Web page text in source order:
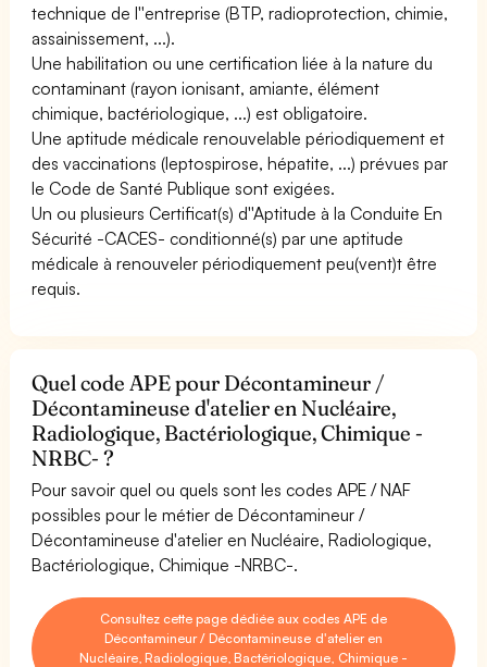
technique de l''entreprise (BTP, radioprotection, chimie,
assainissement, ...).
Une habilitation ou une certification liée à la nature du
contaminant (rayon ionisant, amiante, élément
chimique, bactériologique, ...) est obligatoire.
Une aptitude médicale renouvelable périodiquement et
des vaccinations (leptospirose, hépatite, ...) prévues par
le Code de Santé Publique sont exigées.
Un ou plusieurs Certificat(s) d''Aptitude à la Conduite En
Sécurité -CACES- conditionné(s) par une aptitude
médicale à renouveler périodiquement peu(vent)t être
requis.
Quel code APE pour Décontamineur /
Décontamineuse d'atelier en Nucléaire,
Radiologique, Bactériologique, Chimique -
NRBC- ?
Pour savoir quel ou quels sont les codes APE / NAF
possibles pour le métier de Décontamineur /
Décontamineuse d'atelier en Nucléaire, Radiologique,
Bactériologique, Chimique -NRBC-.
Consultez cette page dédiée aux codes APE de
Décontamineur / Décontamineuse d'atelier en
Nucléaire, Radiologique, Bactériologique, Chimique -